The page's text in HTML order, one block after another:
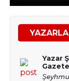
Yazar